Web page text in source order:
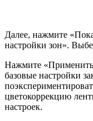
Далее, нажмите
настройки зон».
Нажмите
базовые настройки
цветокоррекцию
настроек.